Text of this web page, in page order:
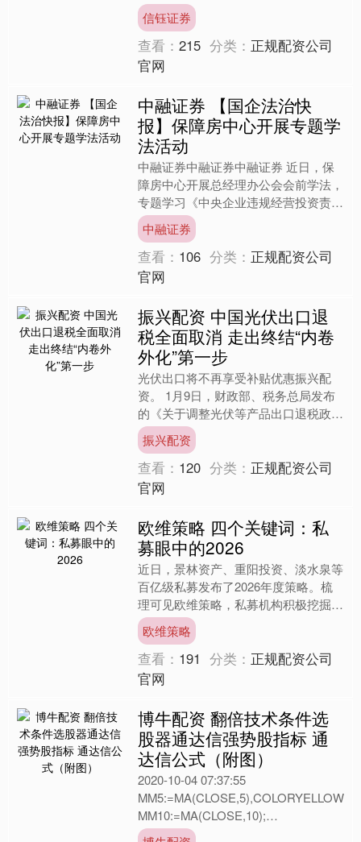
瞄准的产业更加图穷匕见。只不过，从
全局利益角度出发，对中国....
信钰证券
查看：215 分类： 正规配资公司
官网
中融证券 【国企法治快
报】保障房中心开展专题学
法活动
中融证券中融证券中融证券 近日，保
障房中心开展总经理办公会会前学法，
专题学习《中央企业违规经营投资责任
追究实施办法》。保障房中心党委副书
记、董事、总经理齐春利主....
中融证券
查看： 106 分类： 正规配资公司
官网
振兴配资 中国光伏出口退
税全面取消 走出终结“内卷
外化”第一步
光伏出口将不再享受补贴优惠振兴配
资。 1月9日，财政部、税务总局发布
的《关于调整光伏等产品出口退税政策
的公告》（下称《公告》）显示，自
2026年4月1日起，取消....
振兴配资
查看： 120 分类： 正规配资公司
官网
欧维策略 四个关键词：私
募眼中的2026
近日，景林资产、重阳投资、淡水泉等
百亿级私募发布了2026年度策略。梳
理可见欧维策略，私募机构积极挖掘中
长期成长逻辑的兑现，对于2026年的
共识正在凝聚：AI浪....
欧维策略
查看： 191 分类： 正规配资公司
官网
博牛配资 翻倍技术条件选
股器通达信强势股指标 通
达信公式（附图）
2020-10-04 07:37:55
MM5:=MA(CLOSE,5),COLORYELLOW;
MM10:=MA(CLOSE,10);
VOI5:=MA(V....